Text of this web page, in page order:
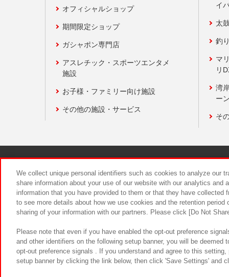
オフィシャルショップ
期間限定ショップ
ガシャポン専門店
アスレチック・スポーツエンタメ
施設
お子様・ファミリー向け施設
その他の施設・サービス
イ
太
釣
マ
リ
湾
ー
そ
食品のご
We collect unique personal identifiers such as cookies to analyze our
share information about your use of our website with our analytics and
information that you have provided to them or that they have
to see more details about how we use cookies and the retention
sharing of your information with our partners. Please click [Do Not
Please note that even if you have enabled the opt-out preference
and other identifiers on the following setup banner, you will be
opt-out preference signals . If you understand and agree to this
setup banner by clicking the link below, then click 'Save Settings' and